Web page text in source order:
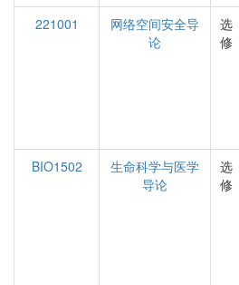
221001
网络空间安全导
论
选
修
BIO1502
生命科学与医学
导论
选
修